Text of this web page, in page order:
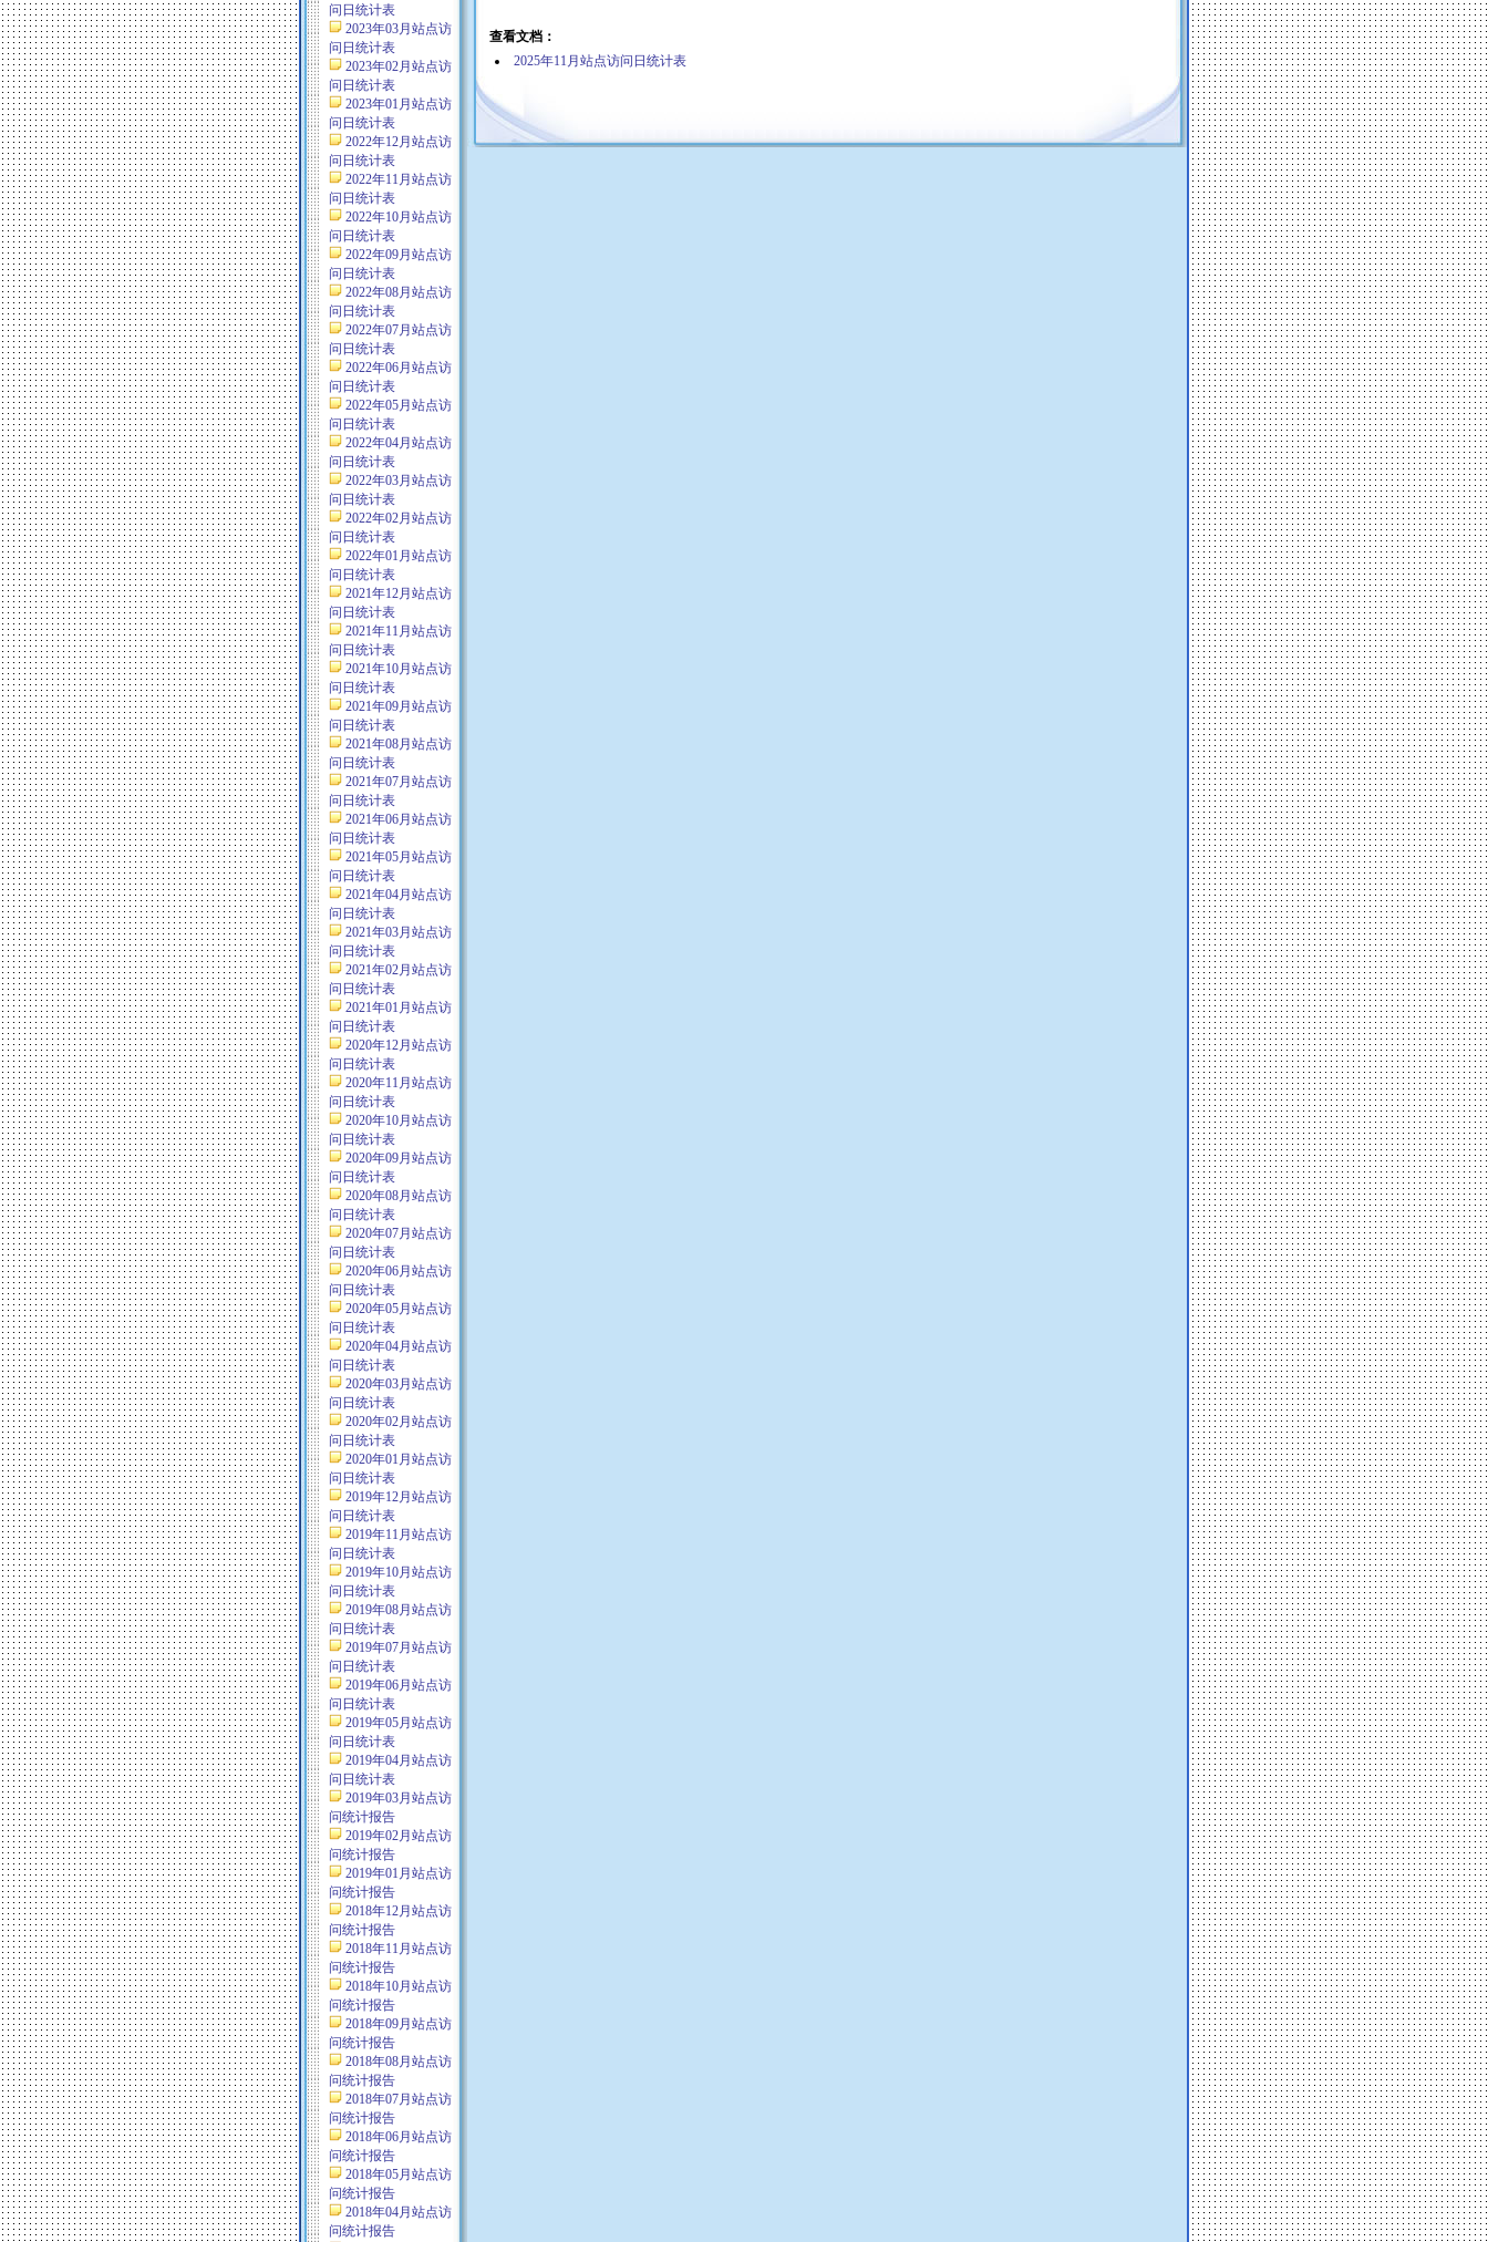
问日统计表
2023年03月站点访
问日统计表
2023年02月站点访
问日统计表
2023年01月站点访
问日统计表
2022年12月站点访
问日统计表
2022年11月站点访
问日统计表
2022年10月站点访
问日统计表
2022年09月站点访
问日统计表
2022年08月站点访
问日统计表
2022年07月站点访
问日统计表
2022年06月站点访
问日统计表
2022年05月站点访
问日统计表
2022年04月站点访
问日统计表
2022年03月站点访
问日统计表
2022年02月站点访
问日统计表
2022年01月站点访
问日统计表
2021年12月站点访
问日统计表
2021年11月站点访
问日统计表
2021年10月站点访
问日统计表
2021年09月站点访
问日统计表
2021年08月站点访
问日统计表
2021年07月站点访
问日统计表
2021年06月站点访
问日统计表
2021年05月站点访
问日统计表
2021年04月站点访
问日统计表
2021年03月站点访
问日统计表
2021年02月站点访
问日统计表
2021年01月站点访
问日统计表
2020年12月站点访
问日统计表
2020年11月站点访
问日统计表
2020年10月站点访
问日统计表
2020年09月站点访
问日统计表
2020年08月站点访
问日统计表
2020年07月站点访
问日统计表
2020年06月站点访
问日统计表
2020年05月站点访
问日统计表
2020年04月站点访
问日统计表
2020年03月站点访
问日统计表
2020年02月站点访
问日统计表
2020年01月站点访
问日统计表
2019年12月站点访
问日统计表
2019年11月站点访
问日统计表
2019年10月站点访
问日统计表
2019年08月站点访
问日统计表
2019年07月站点访
问日统计表
2019年06月站点访
问日统计表
2019年05月站点访
问日统计表
2019年04月站点访
问日统计表
2019年03月站点访
问统计报告
2019年02月站点访
问统计报告
2019年01月站点访
问统计报告
2018年12月站点访
问统计报告
2018年11月站点访
问统计报告
2018年10月站点访
问统计报告
2018年09月站点访
问统计报告
2018年08月站点访
问统计报告
2018年07月站点访
问统计报告
2018年06月站点访
问统计报告
2018年05月站点访
问统计报告
2018年04月站点访
问统计报告
查看文档：
2025年11月站点访问日统计表